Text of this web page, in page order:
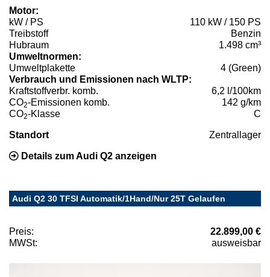
Motor:
kW / PS
110 kW / 150 PS
Treibstoff
Benzin
Hubraum
1.498 cm³
Umweltnormen:
Umweltplakette
4 (Green)
Verbrauch und Emissionen nach WLTP:
Kraftstoffverbr. komb.
6,2 l/100km
CO2-Emissionen komb.
142 g/km
CO2-Klasse C
Standort Zentrallager
Details zum Audi Q2 anzeigen
Audi Q2 30 TFSI Automatik/1Hand/Nur 25T Gelaufen
Preis:
22.899,00 €
MWSt:
ausweisbar